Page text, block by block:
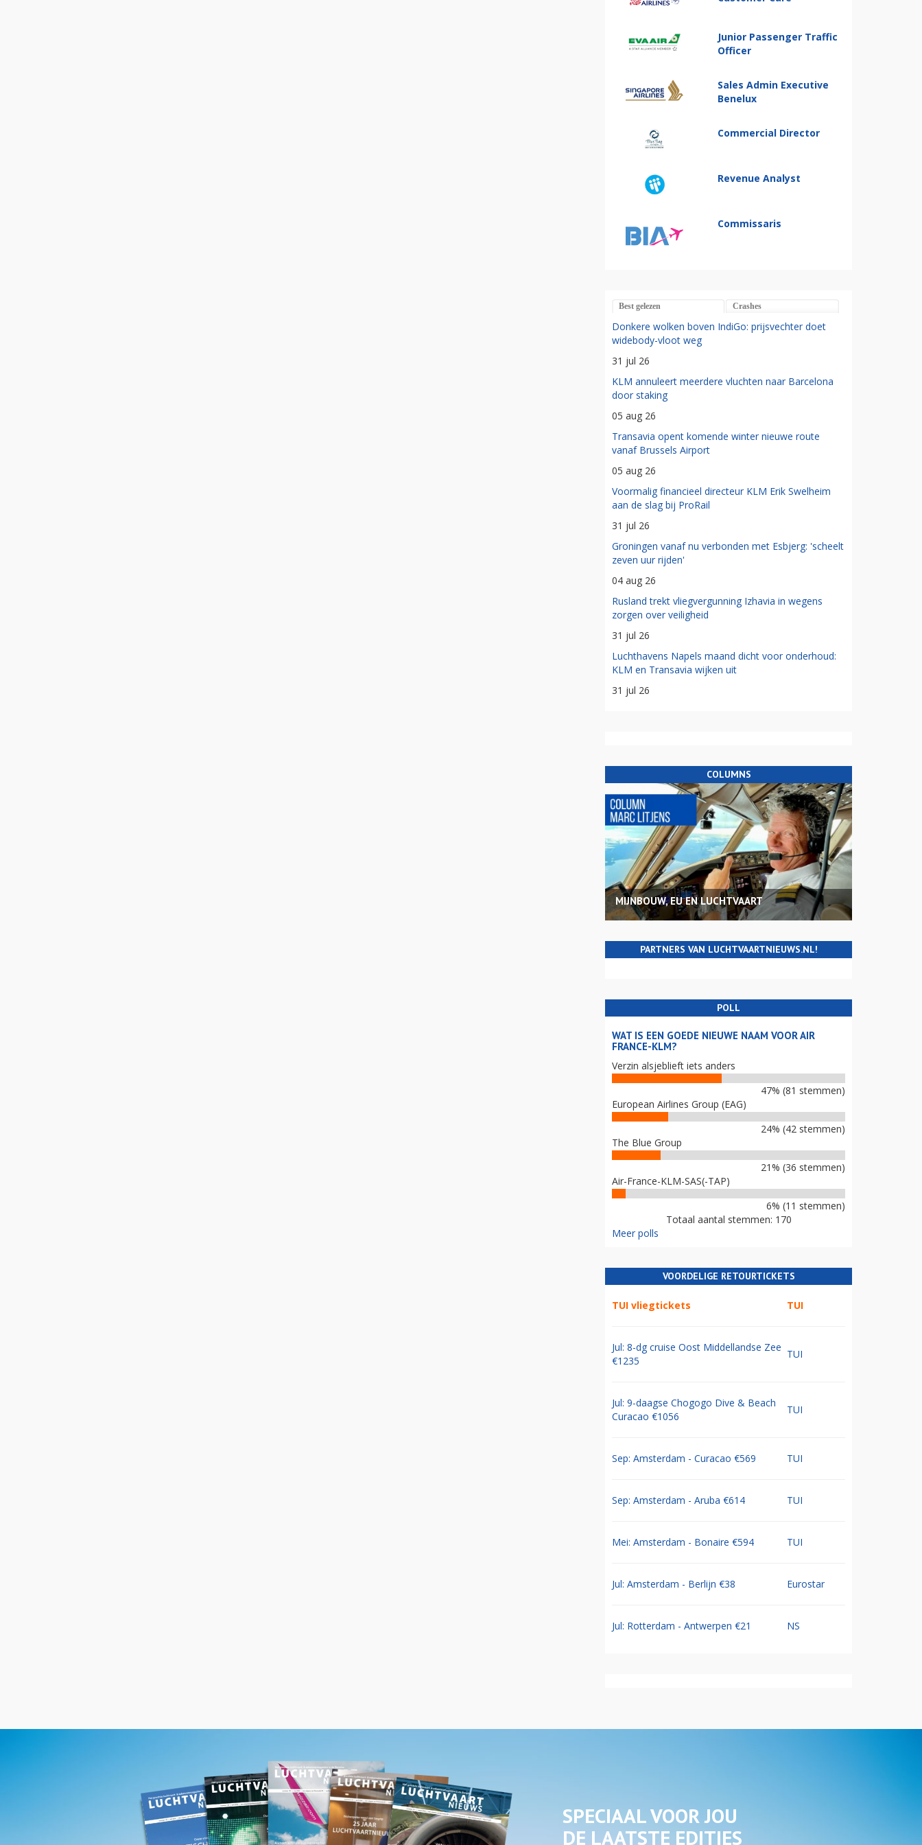
Junior Passenger Traffic
Officer
Sales Admin Executive
Benelux
Commercial Director
Revenue Analyst
Commissaris
Best gelezen Crashes
Donkere wolken boven IndiGo: prijsvechter doet
widebody-vloot weg
31 jul 26
KLM annuleert meerdere vluchten naar Barcelona
door staking
05 aug 26
Transavia opent komende winter nieuwe route
vanaf Brussels Airport
05 aug 26
Voormalig financieel directeur KLM Erik Swelheim
aan de slag bij ProRail
31 jul 26
Groningen vanaf nu verbonden met Esbjerg: 'scheelt
zeven uur rijden'
04 aug 26
Rusland trekt vliegvergunning Izhavia in wegens
zorgen over veiligheid
31 jul 26
Luchthavens Napels maand dicht voor onderhoud:
KLM en Transavia wijken uit
31 jul 26
COLUMNS
MIJNBOUW, EU EN LUCHTVAART
PARTNERS VAN LUCHTVAARTNIEUWS.NL!
POLL
WAT IS EEN GOEDE NIEUWE NAAM VOOR AIR
FRANCE-KLM?
Verzin alsjeblieft iets anders
47% (81 stemmen)
European Airlines Group (EAG)
24% (42 stemmen)
The Blue Group
21% (36 stemmen)
Air-France-KLM-SAS(-TAP)
6% (11 stemmen)
Totaal aantal stemmen: 170
Meer polls
VOORDELIGE RETOURTICKETS
TUI vliegtickets TUI
Jul: 8-dg cruise Oost Middellandse Zee
€1235
TUI
Jul: 9-daagse Chogogo Dive & Beach
Curacao €1056
TUI
Sep: Amsterdam - Curacao €569 TUI
Sep: Amsterdam - Aruba €614 TUI
Mei: Amsterdam - Bonaire €594 TUI
Jul: Amsterdam - Berlijn €38 Eurostar
Jul: Rotterdam - Antwerpen €21 NS
SPECIAAL VOOR JOU
DE LAATSTE EDITIES